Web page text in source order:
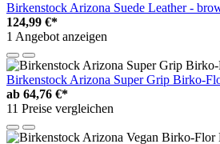
Birkenstock Arizona Suede Leather -
124,99 €*
1 Angebot anzeigen
Birkenstock Arizona Super Grip Birko-
ab 64,76 €*
11 Preise vergleichen